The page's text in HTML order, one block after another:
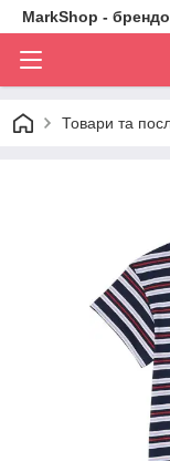
MarkShop -
Товари та